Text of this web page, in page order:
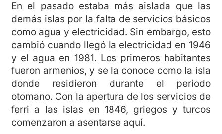
En el pasado estaba más aislada que las
demás islas por la falta de servicios básicos
como agua y electricidad. Sin embargo, esto
cambió cuando llegó la electricidad en 1946
y el agua en 1981. Los primeros habitantes
fueron armenios, y se la conoce como la isla
donde residieron durante el periodo
otomano. Con la apertura de los servicios de
ferri a las islas en 1846, griegos y turcos
comenzaron a asentarse aquí.